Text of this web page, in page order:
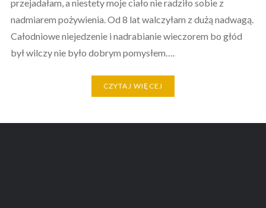
przejadałam, a niestety moje ciało nie radziło sobie z
nadmiarem pożywienia. Od 8 lat walczyłam z dużą nadwagą.
Całodniowe niejedzenie i nadrabianie wieczorem bo głód
był wilczy nie było dobrym pomysłem….
CZYTAJ WIĘCEJ